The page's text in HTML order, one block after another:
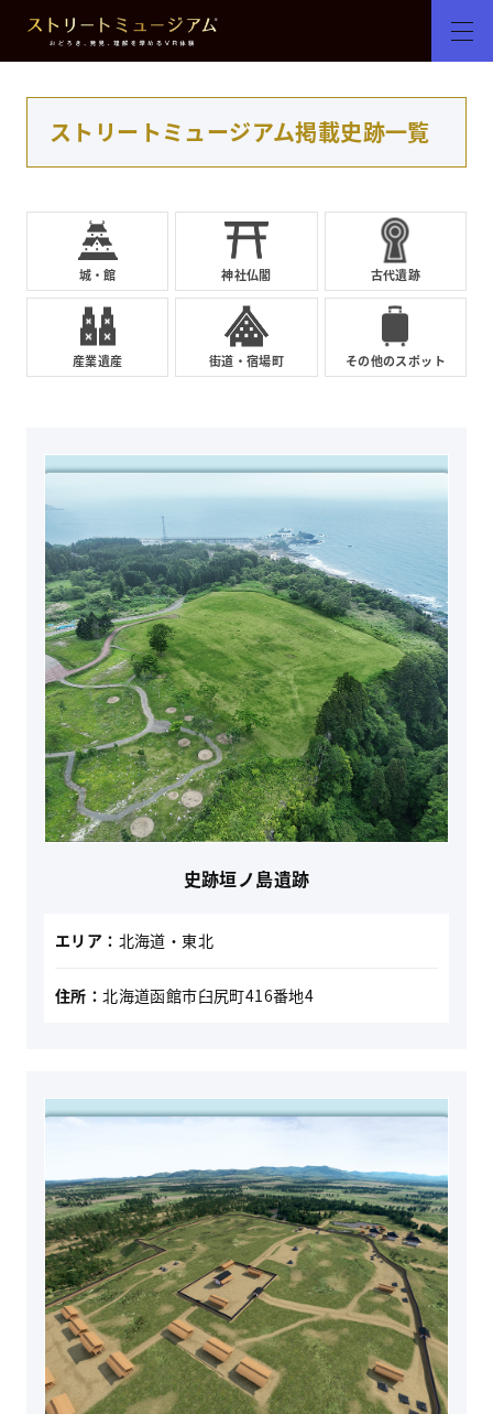
ストリートミュージアム掲載史跡一覧
城・館 神社仏閣 古代遺跡
産業遺産 街道・宿場町 その他のスポット
史跡垣ノ島遺跡
エリア： 北海道・東北
住所：北海道函館市臼尻町416番地4